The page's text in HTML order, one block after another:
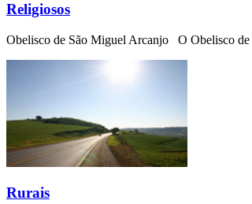
Religiosos
Obelisco de São Miguel Arcanjo O Obelisco de
Rurais